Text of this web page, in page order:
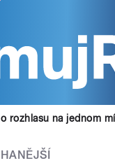
rozhlasu na jednom